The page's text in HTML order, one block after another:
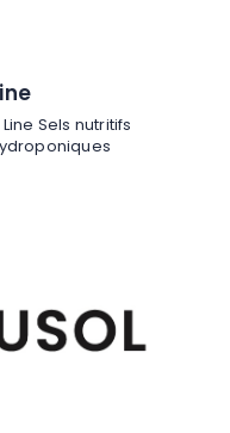
Sels nutritifs